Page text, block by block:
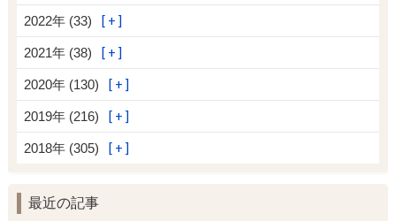
2022年 (33)
2021年 (38)
2020年 (130)
2019年 (216)
2018年 (305)
最近の記事